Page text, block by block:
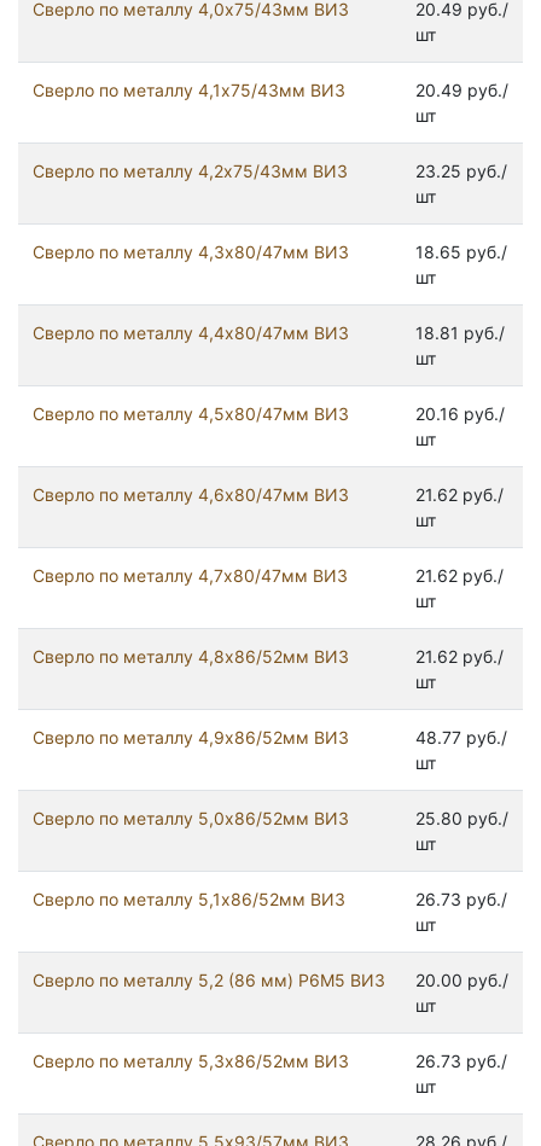
Сверло по металлу 4,0х75/43мм ВИЗ
20.49 руб./
шт
Сверло по металлу 4,1х75/43мм ВИЗ
20.49 руб./
шт
Сверло по металлу 4,2х75/43мм ВИЗ
23.25 руб./
шт
Сверло по металлу 4,3х80/47мм ВИЗ
18.65 руб./
шт
Сверло по металлу 4,4х80/47мм ВИЗ
18.81 руб./
шт
Сверло по металлу 4,5х80/47мм ВИЗ
20.16 руб./
шт
Сверло по металлу 4,6х80/47мм ВИЗ
21.62 руб./
шт
Сверло по металлу 4,7х80/47мм ВИЗ
21.62 руб./
шт
Сверло по металлу 4,8х86/52мм ВИЗ
21.62 руб./
шт
Сверло по металлу 4,9х86/52мм ВИЗ
48.77 руб./
шт
Сверло по металлу 5,0х86/52мм ВИЗ
25.80 руб./
шт
Сверло по металлу 5,1х86/52мм ВИЗ
26.73 руб./
шт
Сверло по металлу 5,2 (86 мм) Р6М5 ВИЗ
20.00 руб./
шт
Сверло по металлу 5,3х86/52мм ВИЗ
26.73 руб./
шт